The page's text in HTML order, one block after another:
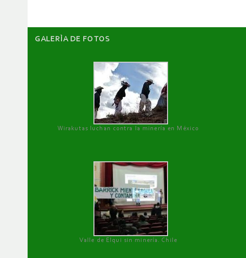
GALERÌA DE FOTOS
Wirakutas luchan contra la minería en México
Valle de Elqui sin minería. Chile